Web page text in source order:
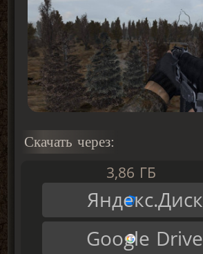
Скачать через:
3,86 ГБ
Яндекс.Диск
Google Drive